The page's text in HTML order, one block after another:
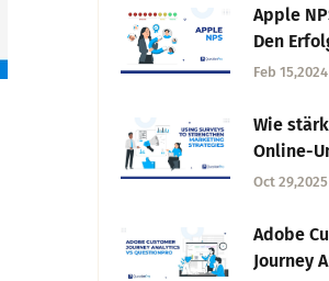
Apple
Den
Feb 15,2024
Wie
Online-
die
n?
Oct 29,2025
Adobe
Journey